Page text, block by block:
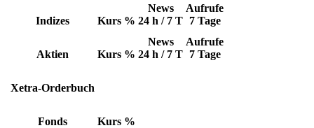
Indizes Kurs %
News
24 h / 7 T
Aufrufe
7 Tage
Aktien Kurs %
News
24 h / 7 T
Aufrufe
7 Tage
Xetra-Orderbuch
Fonds Kurs %